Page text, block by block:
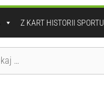
Z KART HISTORII SPORTU